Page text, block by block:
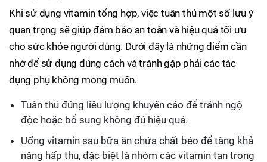
Khi sử dụng vitamin tổng hợp, việc tuân thủ một số lưu ý
quan trọng sẽ giúp đảm bảo an toàn và hiệu quả tối ưu
cho sức khỏe người dùng. Dưới đây là những điểm cần
nhớ để sử dụng đúng cách và tránh gặp phải các tác
dụng phụ không mong muốn.
Tuân thủ đúng liều lượng khuyến cáo để tránh ngộ
độc hoặc bổ sung không đủ hiệu quả.
Uống vitamin sau bữa ăn chứa chất béo để tăng khả
năng hấp thu, đặc biệt là nhóm các vitamin tan trong